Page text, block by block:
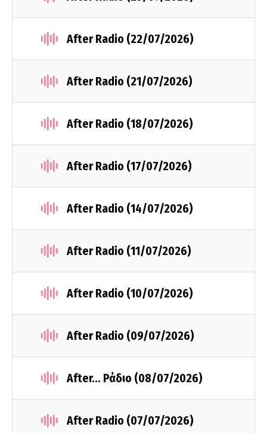
After Radio (22/07/2026)
After Radio (21/07/2026)
After Radio (18/07/2026)
After Radio (17/07/2026)
After Radio (14/07/2026)
After Radio (11/07/2026)
After Radio (10/07/2026)
After Radio (09/07/2026)
After... Ράδιο (08/07/2026)
After Radio (07/07/2026)